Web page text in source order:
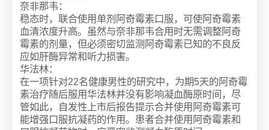
奈非那韦：
稳态时，联合使用单剂阿奇霉素口服，可使阿奇霉素
血清浓度升高。虽然与奈非那韦合用时无需调整阿奇
霉素的剂量，但必须密切监测阿奇霉素已知的不良反
应如肝酶异常和听力损害。
华法林：
在一项针对22名健康男性的研究中，为期5天的阿奇霉
素治疗随后服用华法林并没有影响凝血酶原时间，尽
管如此，自发性上市后报告提示合并使用阿奇霉素可
能增强口服抗凝药的作用。患者合并使用阿奇霉素和